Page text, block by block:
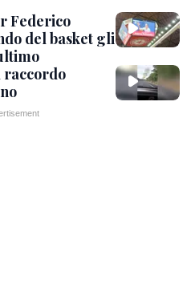
Federico
del basket gli
raccordo